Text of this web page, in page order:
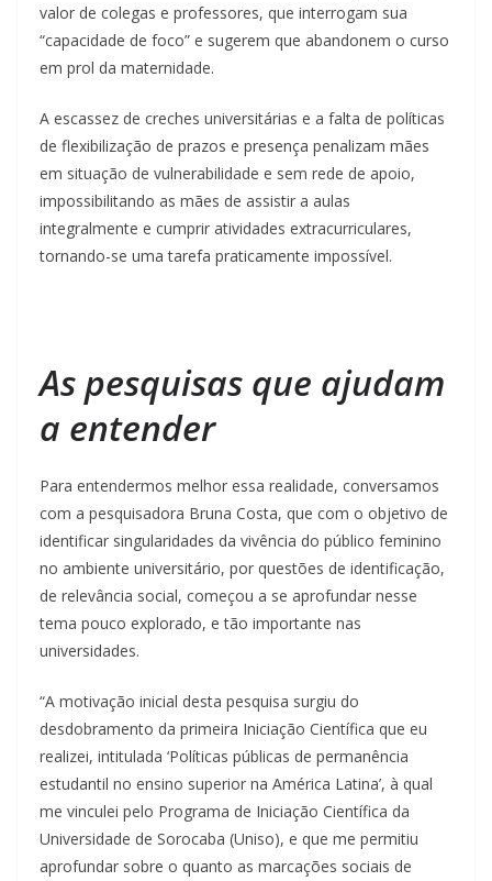
valor de colegas e professores, que interrogam sua
“capacidade de foco” e sugerem que abandonem o curso
em prol da maternidade.
A escassez de creches universitárias e a falta de políticas
de flexibilização de prazos e presença penalizam mães
em situação de vulnerabilidade e sem rede de apoio,
impossibilitando as mães de assistir a aulas
integralmente e cumprir atividades extracurriculares,
tornando-se uma tarefa praticamente impossível.
As pesquisas que ajudam
a entender
Para entendermos melhor essa realidade, conversamos
com a pesquisadora Bruna Costa, que com o objetivo de
identificar singularidades da vivência do público feminino
no ambiente universitário, por questões de identificação,
de relevância social, começou a se aprofundar nesse
tema pouco explorado, e tão importante nas
universidades.
“A motivação inicial desta pesquisa surgiu do
desdobramento da primeira Iniciação Científica que eu
realizei, intitulada ‘Políticas públicas de permanência
estudantil no ensino superior na América Latina’, à qual
me vinculei pelo Programa de Iniciação Científica da
Universidade de Sorocaba (Uniso), e que me permitiu
aprofundar sobre o quanto as marcações sociais de